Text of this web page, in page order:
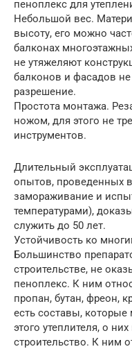
пеноплекс для
Небольшой вес.
высоту, его можно
балконах
не утяжеляют
балконов и фасадов не
разрешение.
Простота монтажа.
ножом, для этого не
инструментов.
Длительный
опытов, проведенных
замораживание и
температурами),
служить до 50 лет.
Устойчивость ко
Большинство
строительстве, не
пеноплекс. К ним
пропан, бутан, фреон,
есть составы, которые
этого утеплителя, о
строительство. К ним